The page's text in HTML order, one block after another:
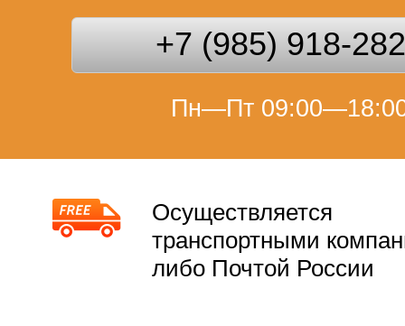
+7 (985) 918-
Пн—Пт
Осуществляется
транспортными
либо Почтой России